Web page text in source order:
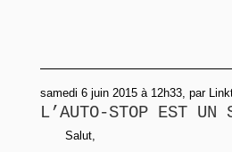
samedi 6 juin 2015 à 12h33, par
L’AUTO-STOP EST UN
Salut,